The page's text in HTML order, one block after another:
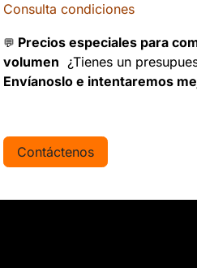
Consulta condiciones
💬 Precios especiales para
volumen ¿Tienes un
Envíanoslo e intentaremos
Contáctenos